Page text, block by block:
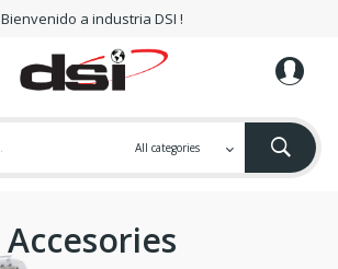
Bienvenido a industria DSI !
Accesories